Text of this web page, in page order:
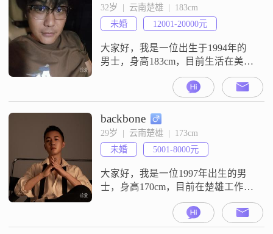
32岁  |  云南楚雄  |  183cm
未婚
12001-20000元
大家好，我是一位出生于1994年的
男士，身高183cm，目前生活在美丽
的楚雄##3002##我的月收入在12001
到20000元之间，虽然学历是高中及
以下，但我一直保持着学习和进步
的态度##3002##性格方面，我自认
为是一个稳重可靠的人，不喜欢浮
躁和投机取巧##3002##我相信只有
脚踏实地，才能走得更远##3002
backbone
29岁  |  云南楚雄  |  173cm
未婚
5001-8000元
大家好，我是一位1997年出生的男
士，身高170cm，目前在楚雄工作，
月收入在5001到8000元之间。我拥
有大学本科学历，平时比较注重健
康养生，喜欢通过健身增肌来保持